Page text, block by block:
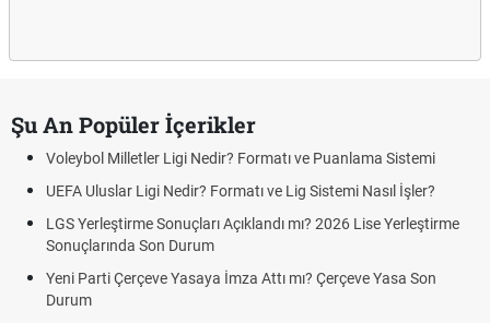
Şu An Popüler İçerikler
Voleybol Milletler Ligi Nedir? Formatı ve Puanlama Sistemi
UEFA Uluslar Ligi Nedir? Formatı ve Lig Sistemi Nasıl İşler?
LGS Yerleştirme Sonuçları Açıklandı mı? 2026 Lise Yerleştirme
Sonuçlarında Son Durum
Yeni Parti Çerçeve Yasaya İmza Attı mı? Çerçeve Yasa Son
Durum